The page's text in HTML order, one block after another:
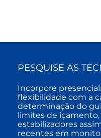
PESQUISE AS
Incorpore
flexibilidade com a
determinação do
limites de
estabilizadores
recentes em